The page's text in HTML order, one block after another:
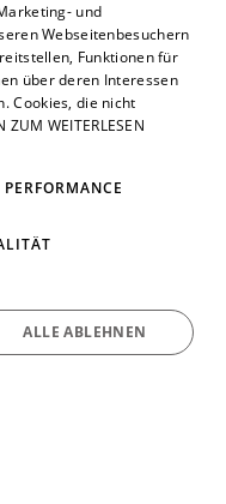
zeichnet sich
zwischen Arbeit
aus. In
freiwillig ist,
und
Webseitenbesuchern
Funktionen für
über deren Interessen
Cookies, die nicht
WEITERLESEN
PERFORMANCE
ALLE ABLEHNEN